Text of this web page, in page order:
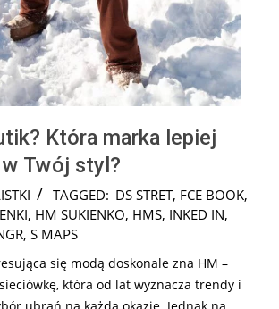
Która marka lepiej
Twój styl?
TAGGED: DS STRET, FCE BOOK,
, HM SUKIENKO, HMS, INKED IN,
, S MAPS
się modą doskonale zna HM –
która od lat wyznacza trendy i